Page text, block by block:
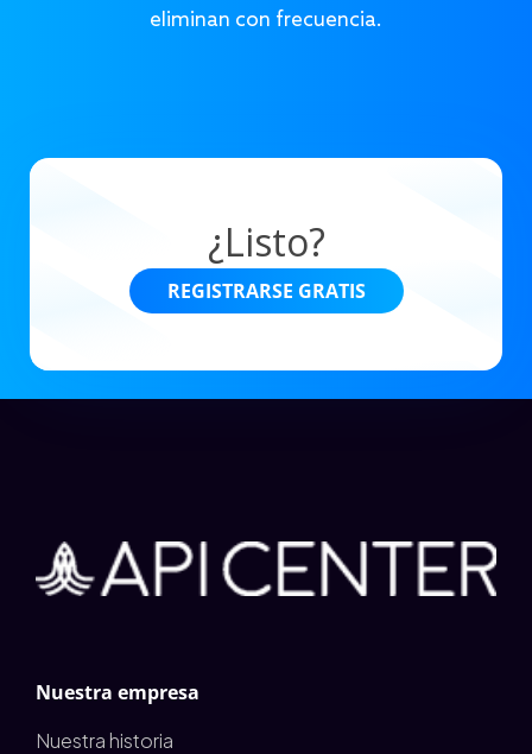
eliminan con frecuencia.
¿Listo?
REGISTRARSE GRATIS
Nuestra empresa
Nuestra historia